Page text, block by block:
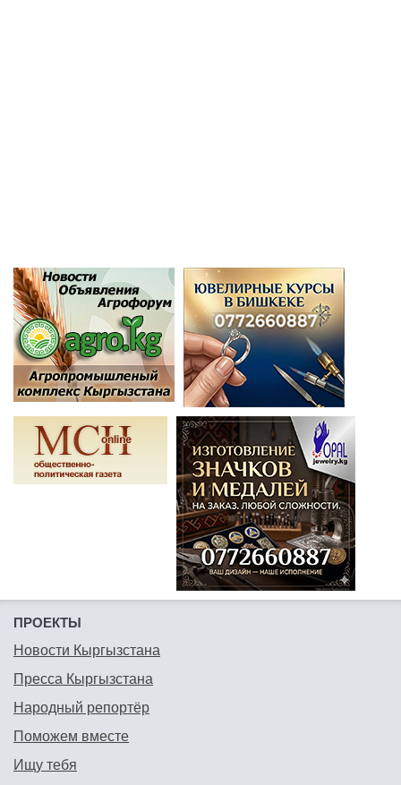
ПРОЕКТЫ
Новости Кыргызстана
Пресса Кыргызстана
Народный репортёр
Поможем вместе
Ищу тебя